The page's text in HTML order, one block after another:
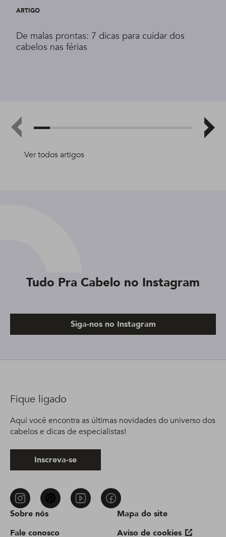
Ver todos artigos
ARTIGO
De malas prontas: 7 dicas para cuidar dos
cabelos nas férias
Tudo Pra Cabelo no Instagram
Siga-nos no Instagram
Sobre nós
Fale conosco
Mapa do site
Aviso de cookies
Fique ligado
Aqui você encontra as últimas novidades do universo dos
cabelos e dicas de especialistas!
Inscreva-se